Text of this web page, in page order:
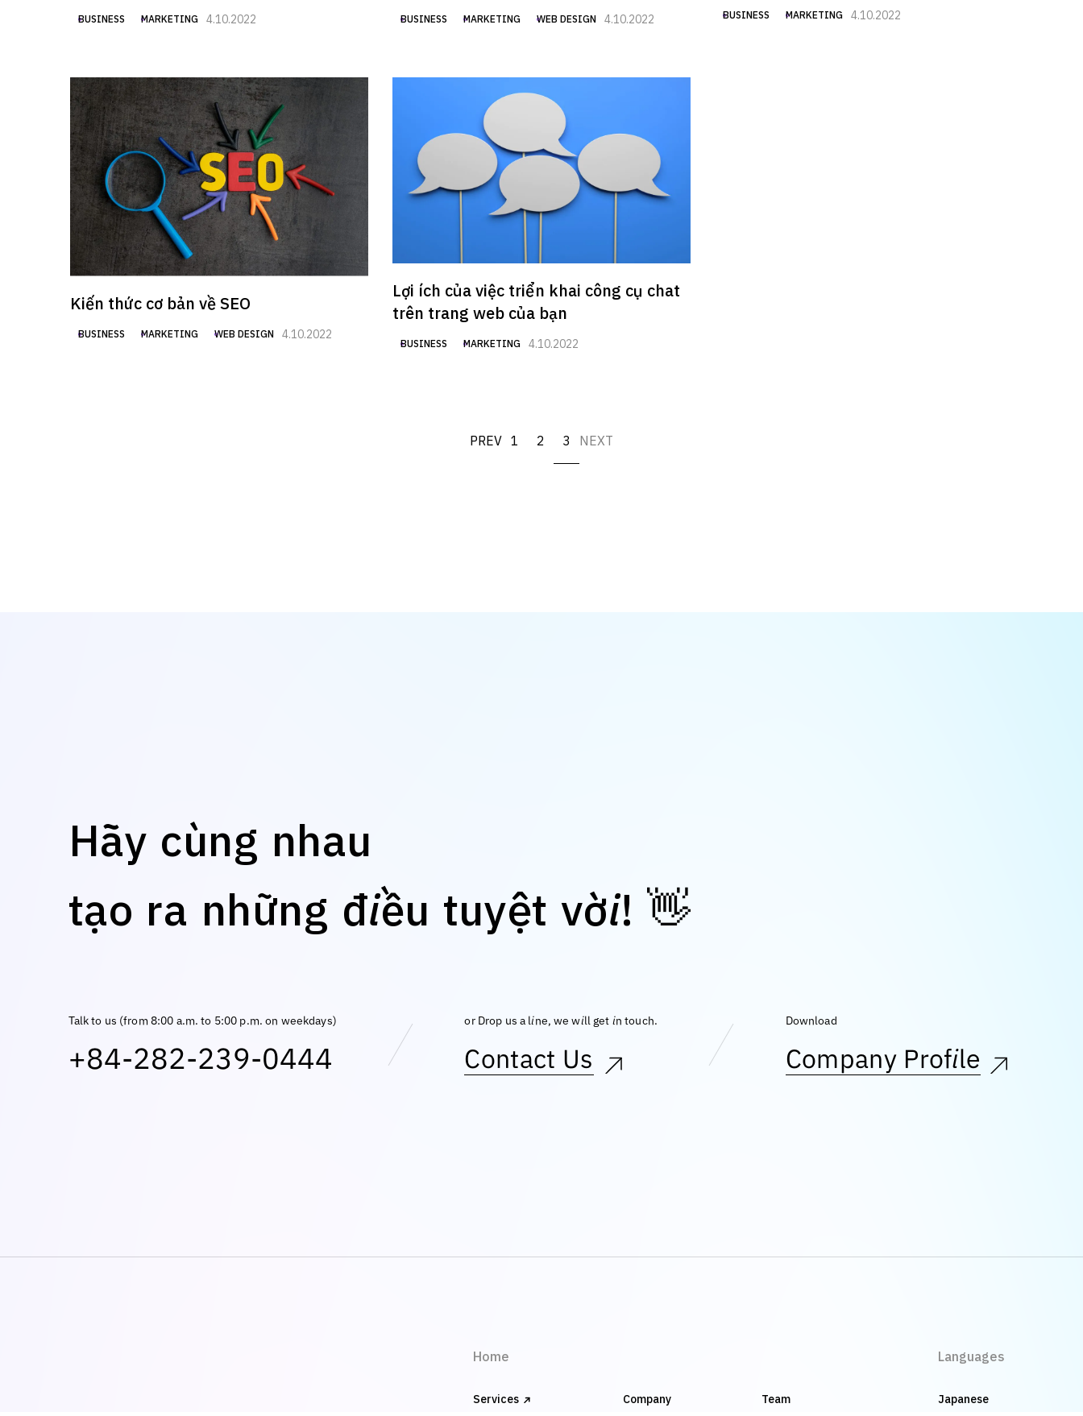
BUSINESS MARKETING 4.10.2022 BUSINESS MARKETING WEB DESIGN 4.10.2022 BUSINESS MARKETING 4.10.2022
Kiến thức cơ bản về SEO
BUSINESS MARKETING WEB DESIGN 4.10.2022
Lợi ích của việc triển khai công cụ chat
trên trang web của bạn
BUSINESS MARKETING 4.10.2022
PREV 1 2 3 NEXT
Hãy cùng nhau
tạo ra những điều tuyệt vời! 👋
Talk to us (from 8:00 a.m. to 5:00 p.m. on weekdays)
+84-282-239-0444
or Drop us a line, we will get in touch.
Contact Us
Download
Company Profile
Home
Services Company Team
Languages
Japanese